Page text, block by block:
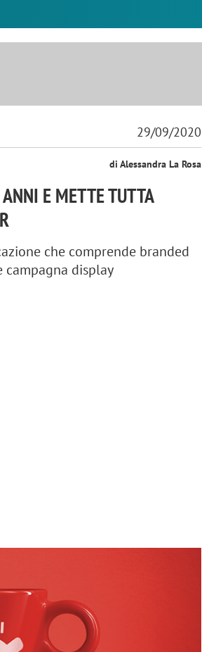
29/09/2020
di Alessandra La Rosa
E METTE TUTTA
che comprende branded
display